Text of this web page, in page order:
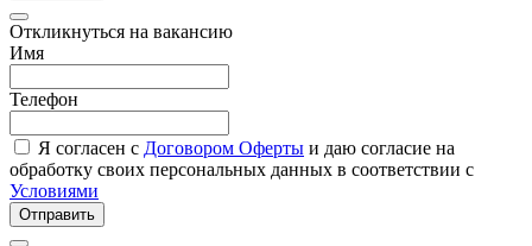
Откликнуться на вакансию
Имя
Телефон
Я согласен с Договором Оферты и даю согласие на
обработку своих персональных данных в соответствии с
Условиями
Отправить